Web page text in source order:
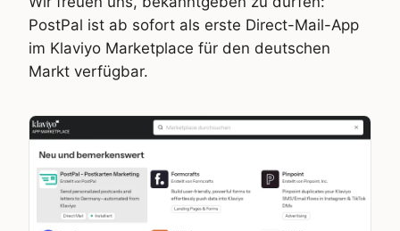
PostPal ist ab sofort als erste Direct-Mail-App
im Klaviyo Marketplace für den deutschen
Markt verfügbar.